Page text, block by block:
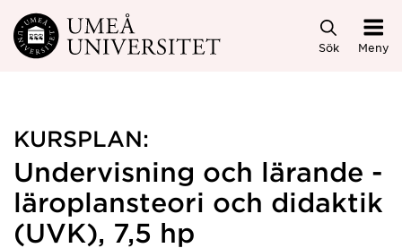
Hoppa direkt till innehållet
Sök Meny
KURSPLAN:
Undervisning och lärande -
läroplansteori och didaktik
(UVK), 7,5 hp